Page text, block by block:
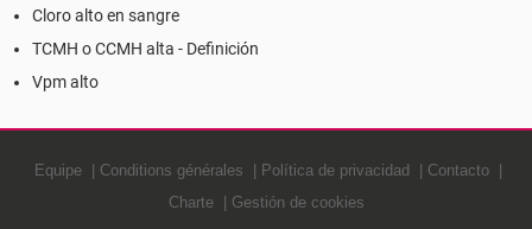
Cloro alto en sangre
TCMH o CCMH alta - Definición
Vpm alto
Equipe Conditions générales Política de privacidad
Contacto
Charte
Gestión de cookies